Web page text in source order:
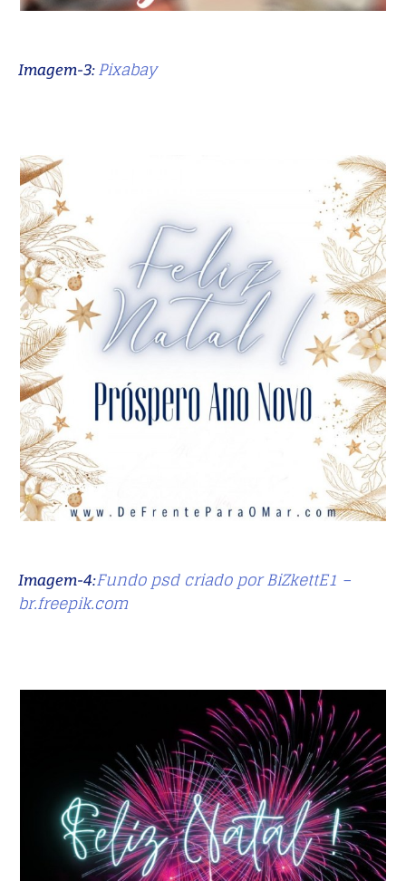
Imagem-3:Pixabay
Imagem-4:Fundo psd criado por BiZkettE1 –
br.freepik.com